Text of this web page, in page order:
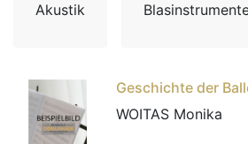
Akustik
Geschichte der
WOITAS Monika